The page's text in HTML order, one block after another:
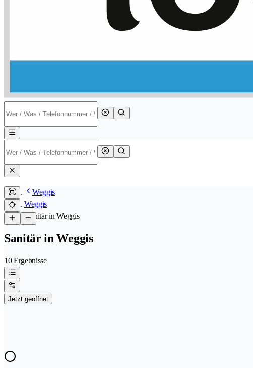
Weggis
Weggis
/Sanitär in Weggis
Sanitär in Weggis
10 Ergebnisse
Jetzt geöffnet